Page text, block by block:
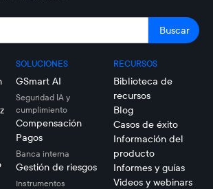
SOLUCIONES
GSmart AI
Seguridad IA y
cumplimiento
Compensación
Pagos
Banca interna
Gestión de riesgos
Instrumentos
RECURSOS
Biblioteca de
recursos
Blog
Casos de éxito
Información del
producto
Informes y guías
Videos y webinars